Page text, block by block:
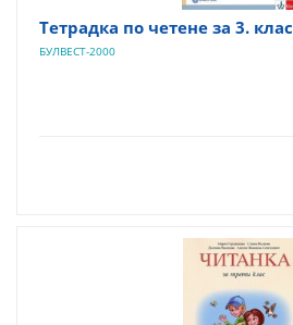
Тетрадка по четене за 3. клас
БУЛВЕСТ-2000